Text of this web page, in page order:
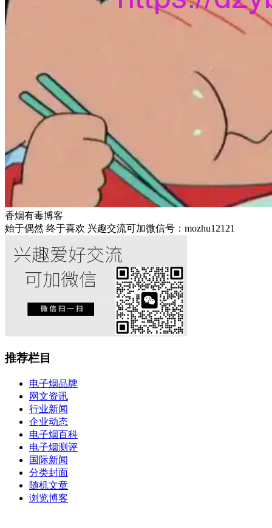
香烟有毒博客
始于偶然 终于喜欢 兴趣交流可加微信号：mozhu12121
推荐栏目
电子烟品牌
网文资讯
行业新闻
企业动态
电子烟百科
电子烟测评
国际新闻
分类封面
随机文章
浏览博客